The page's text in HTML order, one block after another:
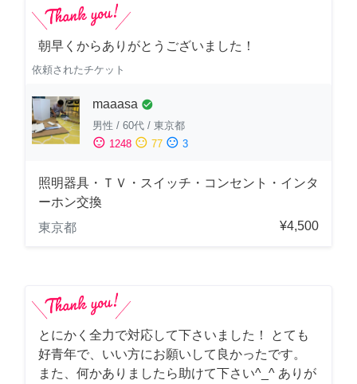
朝早くからありがとうございました！
依頼されたチケット
maaasa check_circle
男性 / 60代 / 東京都
sentiment_satisfied 1248 sentiment_neutral 77 sentiment_dissatisfied 3
照明器具・ＴＶ・スイッチ・コンセント・インタ
ーホン交換
東京都
¥4,500
とにかく全力で対応して下さいました！ とても
好青年で、いい方にお願いして良かったです。
また、何かありましたら助けて下さい^_^ ありが